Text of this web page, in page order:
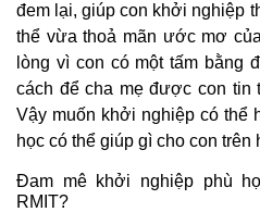
đem lại, giúp con khởi nghiệp
thể vừa thoả mãn ước mơ
lòng vì con có một tấm bằng
cách để cha mẹ được con tin
Vậy muốn khởi nghiệp có thể
học có thể giúp gì cho con trên
Đam mê khởi nghiệp phù
RMIT?